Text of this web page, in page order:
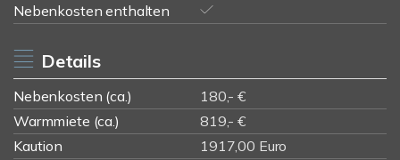
Nebenkosten enthalten
Details
Nebenkosten (ca.)
180,- €
Warmmiete (ca.)
819,- €
Kaution
1917,00 Euro